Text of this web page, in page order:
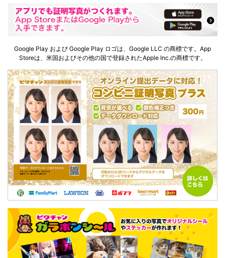
Google Play および Google Play ロゴは、Google LLC の商標です。App
Storeは、米国およびその他の国で登録されたApple Inc.の商標です。